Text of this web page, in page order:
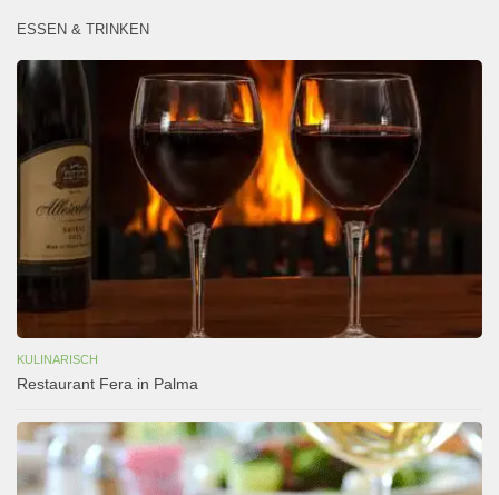
ESSEN & TRINKEN
KULINARISCH
Restaurant Fera in Palma